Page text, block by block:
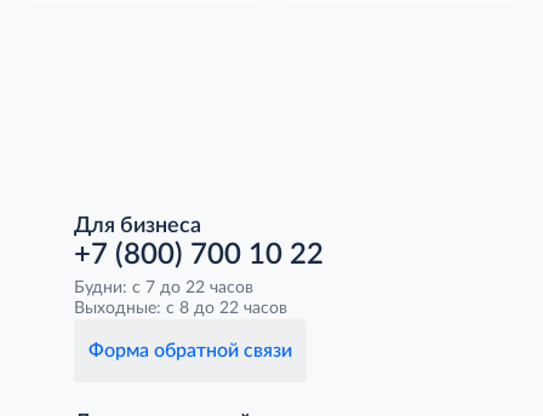
Для бизнеса
+7 (800) 700 10 22
Будни: с 7 до 22 часов
Выходные: с 8 до 22 часов
Форма обратной связи